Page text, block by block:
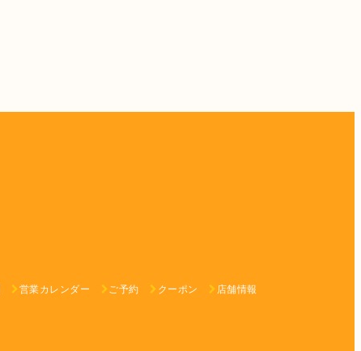
営業カレンダー ご予約 クーポン 店舗情報